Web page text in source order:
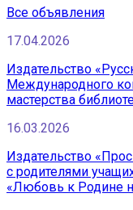
Все объявления
17.04.2026
Издательство
Международного
мастерства
16.03.2026
Издательство
с родителями
«Любовь к Родине